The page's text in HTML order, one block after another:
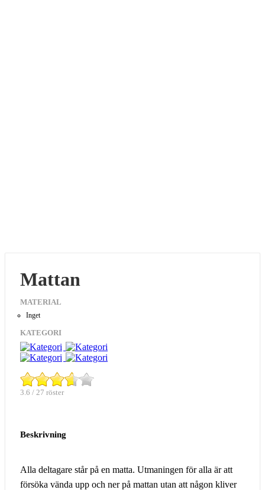
Mattan
MATERIAL
Inget
KATEGORI
3.6 / 27 röster
Beskrivning
Alla deltagare står på en matta. Utmaningen för alla är att
försöka vända upp och ner på mattan utan att någon kliver